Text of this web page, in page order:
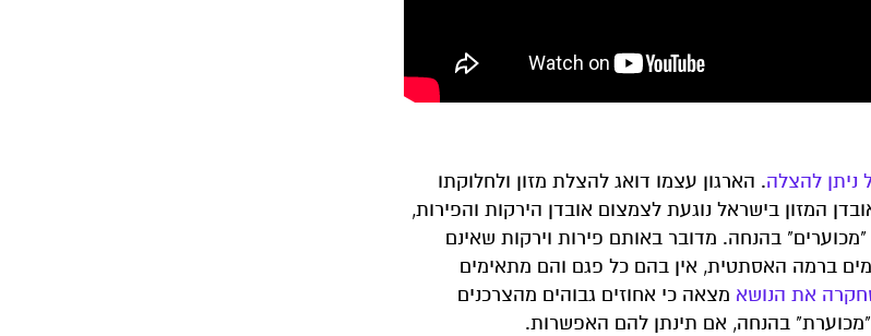
. הארגון עצמו דואג להצלת מזון ולחלוקתו
המזון בישראל נוגעת לצמצום אובדן הירקות והפירות,
"מכוערים" בהנחה. מדובר באותם פירות וירקות שאינם
ברמה האסתטית, אין בהם כל פגם והם מתאימים
את הנושא מצאה כי אחוזים גבוהים מהצרכנים
בהנחה, אם תינתן להם האפשרות.